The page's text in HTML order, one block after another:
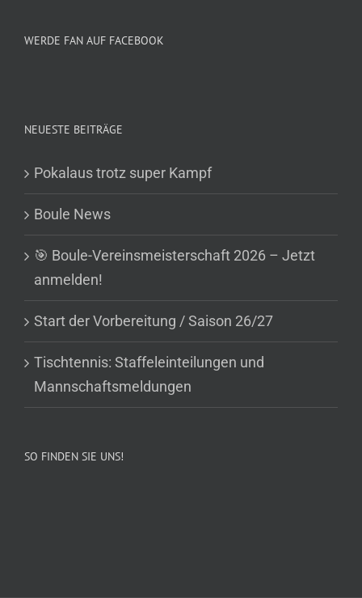
WERDE FAN AUF FACEBOOK
NEUESTE BEITRÄGE
Pokalaus trotz super Kampf
Boule News
🎯 Boule-Vereinsmeisterschaft 2026 – Jetzt
anmelden!
Start der Vorbereitung / Saison 26/27
Tischtennis: Staffeleinteilungen und
Mannschaftsmeldungen
SO FINDEN SIE UNS!